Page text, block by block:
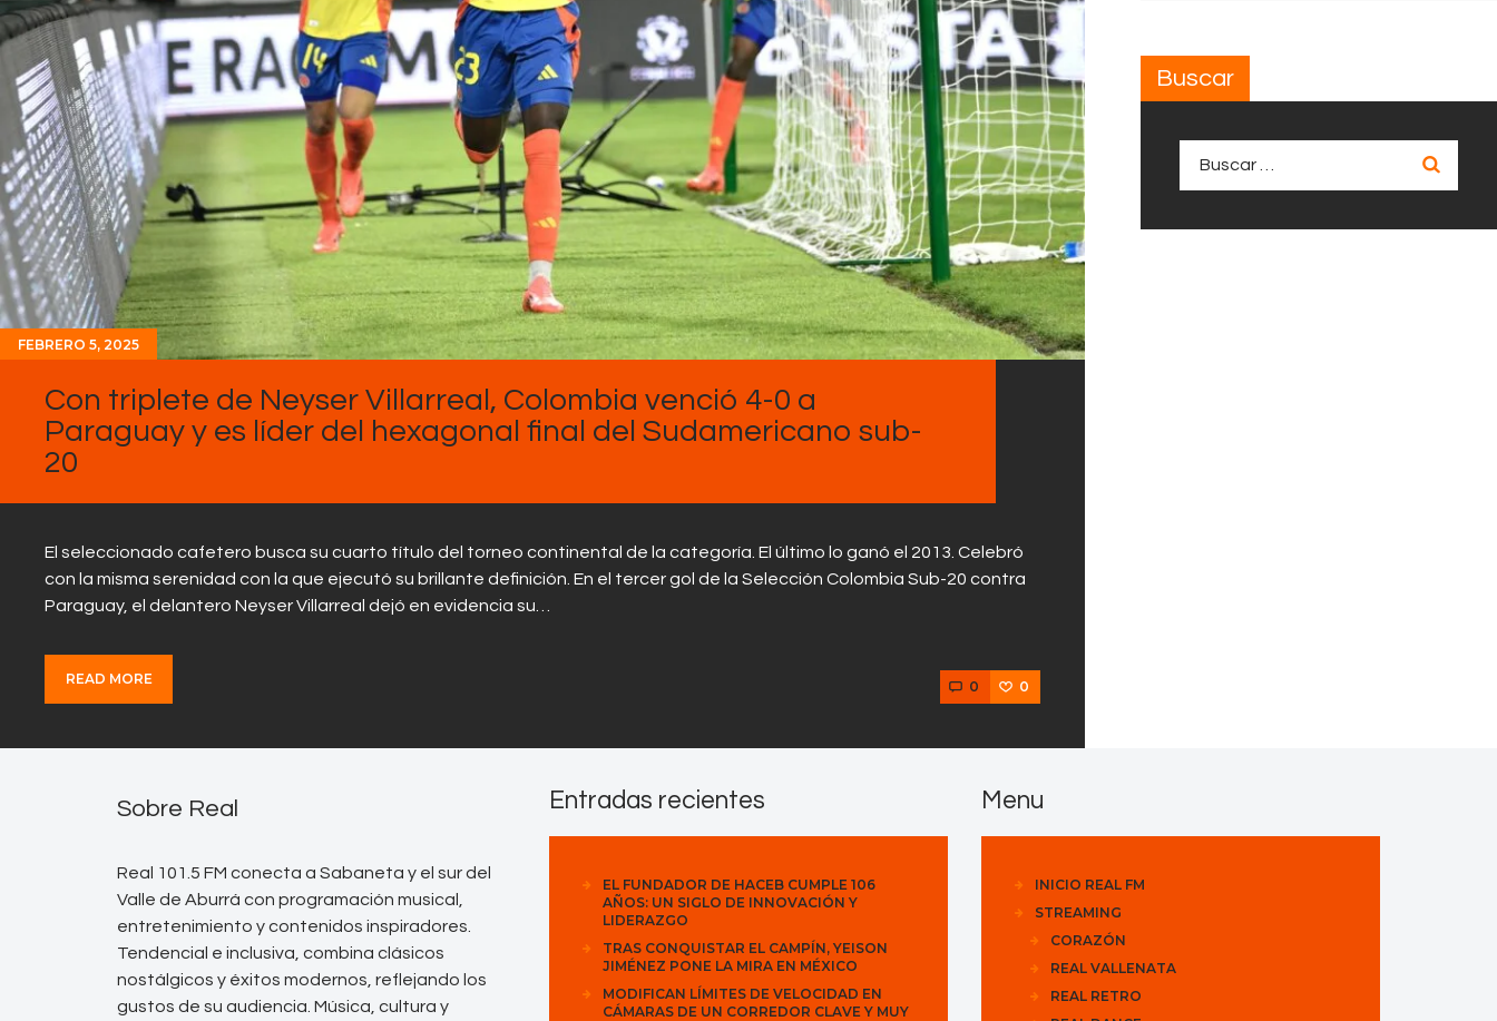
Contactos
FEBRERO 5, 2025
Con triplete de Neyser Villarreal, Colombia venció 4-0 a
Paraguay y es líder del hexagonal final del Sudamericano sub-
20
El seleccionado cafetero busca su cuarto título del torneo continental de la categoría. El último lo ganó el 2013. Celebró
con la misma serenidad con la que ejecutó su brillante definición. En el tercer gol de la Selección Colombia Sub-20 contra
Paraguay, el delantero Neyser Villarreal dejó en evidencia su…
READ MORE 0 0
Buscar
Sobre Real
Real 101.5 FM conecta a Sabaneta y el sur del
Valle de Aburrá con programación musical,
entretenimiento y contenidos inspiradores.
Tendencial e inclusiva, combina clásicos
nostálgicos y éxitos modernos, reflejando los
gustos de su audiencia. Música, cultura y
Entradas recientes
EL FUNDADOR DE HACEB CUMPLE 106
AÑOS: UN SIGLO DE INNOVACIÓN Y
LIDERAZGO
TRAS CONQUISTAR EL CAMPÍN, YEISON
JIMÉNEZ PONE LA MIRA EN MÉXICO
MODIFICAN LÍMITES DE VELOCIDAD EN
CÁMARAS DE UN CORREDOR CLAVE Y MUY
Menu
INICIO REAL FM
STREAMING
CORAZÓN
REAL VALLENATA
REAL RETRO